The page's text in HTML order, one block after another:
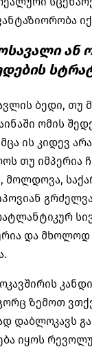
ან
ბედი, თუ
ომის
ის კიდევ
თუ იმპერია
მოლდოვა,
და მხოლოდ
ზემოთ
დაბლოკავს
იყოს